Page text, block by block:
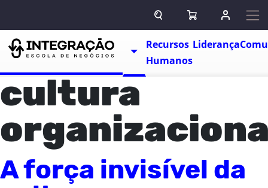
ABRIR CAMPO DE BUSCA
ABRIR CARRINHO
ENTRAR
Escolas
TOGGLE DROPDOWN
Recursos
Humanos
Liderança
cultura
A força invisível da